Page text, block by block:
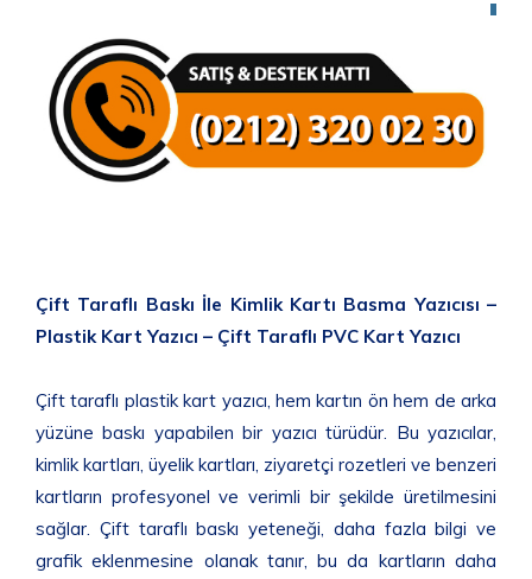
Çift Taraflı Baskı İle Kimlik Kartı Basma Yazıcısı –
Plastik Kart Yazıcı – Çift Taraflı PVC Kart Yazıcı
Çift taraflı plastik kart yazıcı, hem kartın ön hem de arka
yüzüne baskı yapabilen bir yazıcı türüdür. Bu yazıcılar,
kimlik kartları, üyelik kartları, ziyaretçi rozetleri ve benzeri
kartların profesyonel ve verimli bir şekilde üretilmesini
sağlar. Çift taraflı baskı yeteneği, daha fazla bilgi ve
grafik eklenmesine olanak tanır, bu da kartların daha